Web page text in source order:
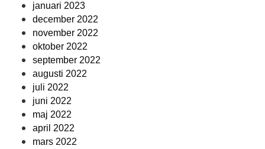
januari 2023
december 2022
november 2022
oktober 2022
september 2022
augusti 2022
juli 2022
juni 2022
maj 2022
april 2022
mars 2022